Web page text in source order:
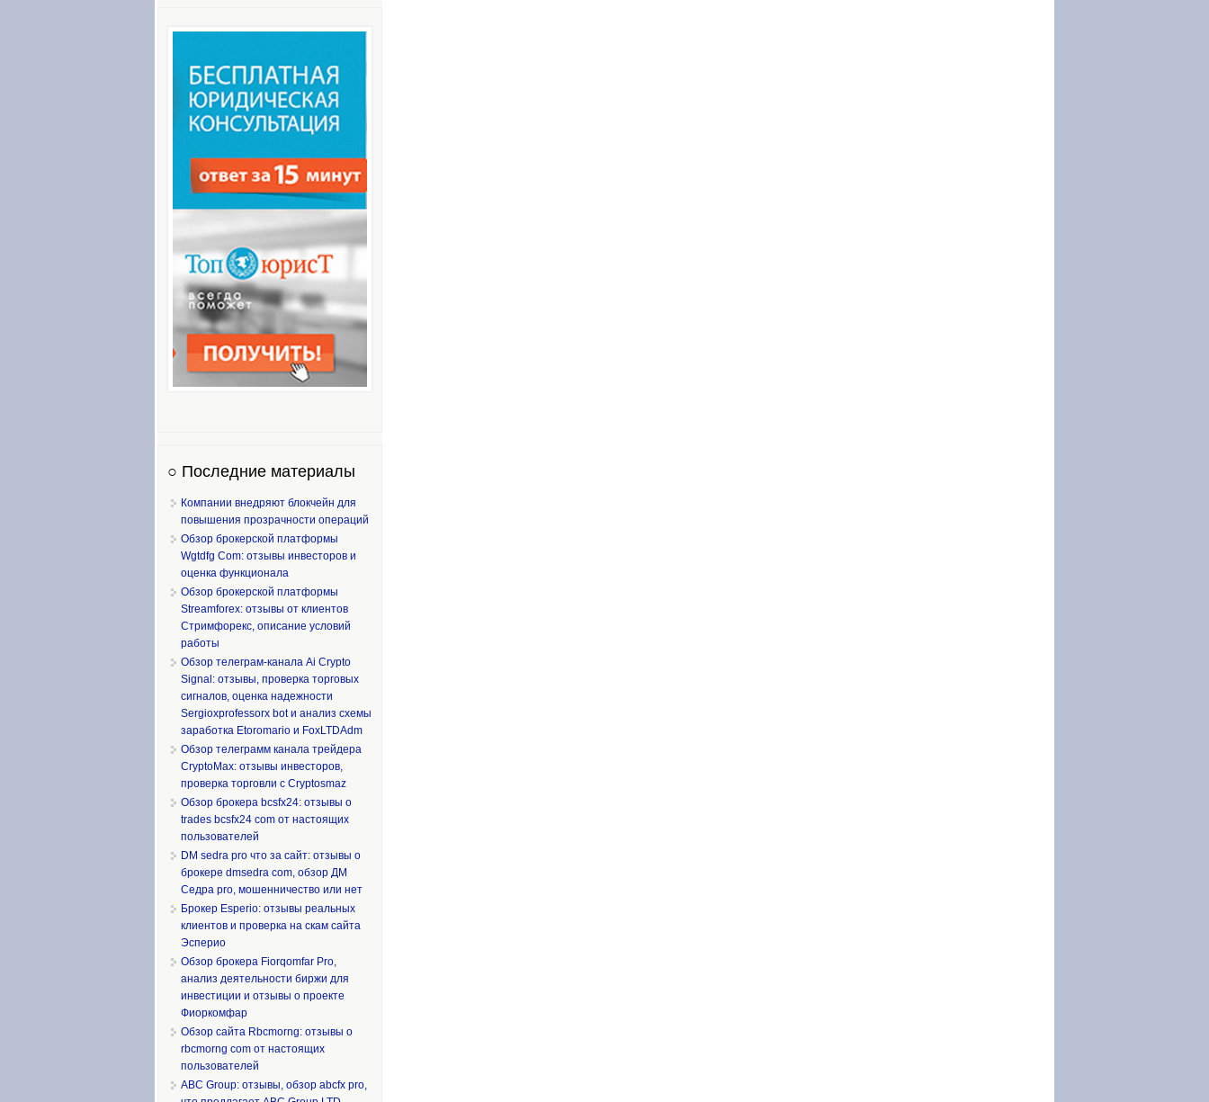
○ Последние материалы
Компании внедряют блокчейн для
повышения прозрачности операций
Обзор брокерской платформы
Wgtdfg Com: отзывы инвесторов и
оценка функционала
Обзор брокерской платформы
Streamforex: отзывы от клиентов
Стримфорекс, описание условий
работы
Обзор телеграм-канала Ai Crypto
Signal: отзывы, проверка торговых
сигналов, оценка надежности
Sergioxprofessorx bot и анализ схемы
заработка Etoromario и FoxLTDAdm
Обзор телеграмм канала трейдера
CryptoMax: отзывы инвесторов,
проверка торговли с Cryptosmaz
Обзор брокера bcsfx24: отзывы о
trades bcsfx24 com от настоящих
пользователей
DM sedra pro что за сайт: отзывы о
брокере dmsedra com, обзор ДМ
Седра pro, мошенничество или нет
Брокер Esperio: отзывы реальных
клиентов и проверка на скам сайта
Эсперио
Обзор брокера Fiorqomfar Pro,
анализ деятельности биржи для
инвестиции и отзывы о проекте
Фиоркомфар
Обзор сайта Rbcmorng: отзывы о
rbcmorng com от настоящих
пользователей
ABC Group: отзывы, обзор abcfx pro,